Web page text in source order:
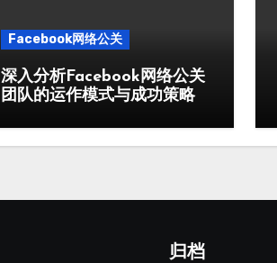
Facebook网络公关
深入分析Facebook网络公关
团队的运作模式与成功策略
归档